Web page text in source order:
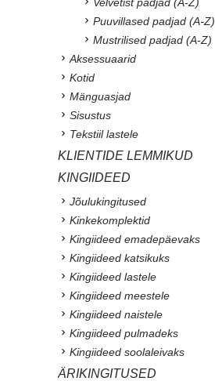
Velvetist padjad (A-Z)
Puuvillased padjad (A-Z)
Mustrilised padjad (A-Z)
Aksessuaarid
Kotid
Mänguasjad
Sisustus
Tekstiil lastele
KLIENTIDE LEMMIKUD
KINGIIDEED
Jõulukingitused
Kinkekomplektid
Kingiideed emadepäevaks
Kingiideed katsikuks
Kingiideed lastele
Kingiideed meestele
Kingiideed naistele
Kingiideed pulmadeks
Kingiideed soolaleivaks
ÄRIKINGITUSED